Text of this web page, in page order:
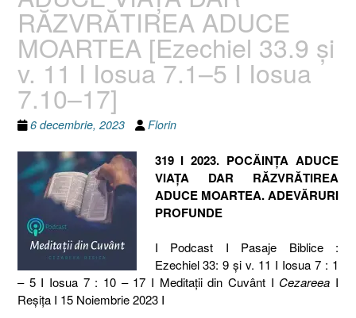
RĂZVRĂTIREA ADUCE
MOARTEA [Ezechiel 33.9 și
v. 11 I Iosua 7.1–5 I Iosua
7.10–17]
6 decembrie, 2023 Florin
319 I 2023. POCĂINȚA ADUCE
VIAȚA DAR RĂZVRĂTIREA
ADUCE MOARTEA. ADEVĂRURI
PROFUNDE
I Podcast I Pasaje Biblice :
Ezechiel 33: 9 și v. 11 I Iosua 7 : 1
– 5 I Iosua 7 : 10 – 17 I Meditaţii din Cuvânt I Cezareea I
Reşiţa I 15 Noiembrie 2023 I